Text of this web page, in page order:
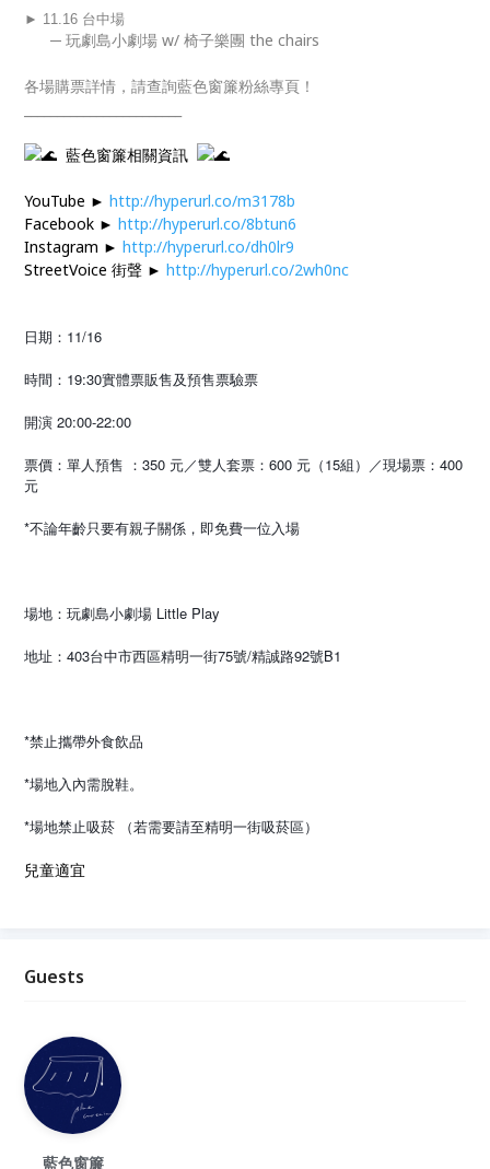
► 11.16 台中場
─ 玩劇島小劇場 w/ 椅子樂團 the chairs
各場購票詳情，請查詢藍色窗簾粉絲專頁！
藍色窗簾相關資訊
YouTube ►http://hyperurl.co/m3178b
Facebook ►http://hyperurl.co/8btun6
Instagram ►http://hyperurl.co/dh0lr9
StreetVoice 街聲 ►http://hyperurl.co/2wh0nc
日期：11/16
時間：19:30實體票販售及預售票驗票
開演 20:00-22:00
票價：單人預售 ：350 元／雙人套票：600 元（15組）／現場票：400
元
*不論年齡只要有親子關係，即免費一位入場
場地：玩劇島小劇場 Little Play
地址：403台中市西區精明一街75號/精誠路92號B1
*禁止攜帶外食飲品
*場地入內需脫鞋。
*場地禁止吸菸 （若需要請至精明一街吸菸區）
兒童適宜
Guests
藍色窗簾